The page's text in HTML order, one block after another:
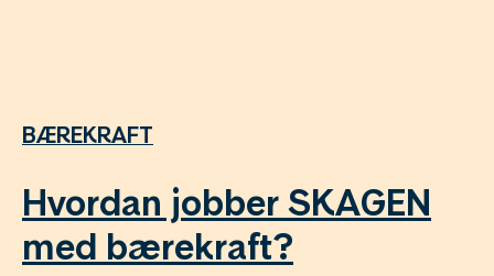
BÆREKRAFT
Hvordan jobber SKAGEN
med bærekraft?